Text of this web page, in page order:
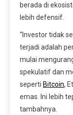
berada di
lebih defensif.
“Investor tidak
terjadi adalah
mulai
spekulatif dan
seperti Bitcoin,
emas. Ini lebih
tambahnya.